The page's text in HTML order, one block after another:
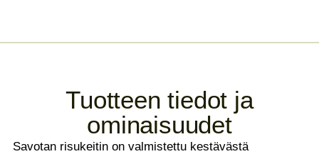
Tuotteen tiedot ja
ominaisuudet
Savotan risukeitin on valmistettu kestävästä